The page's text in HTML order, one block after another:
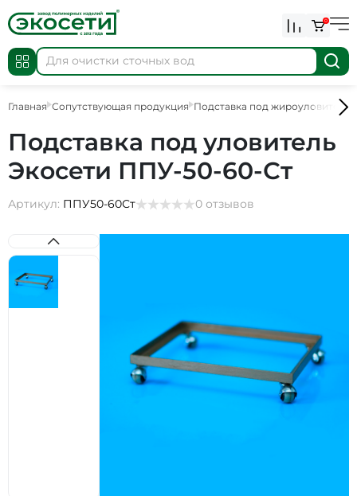
0
Главная Сопутствующая продукция Подставка под жироуловители
Подставка под уловитель
Экосети ППУ-50-60-Ст
Артикул: ППУ50-60Ст 0 отзывов